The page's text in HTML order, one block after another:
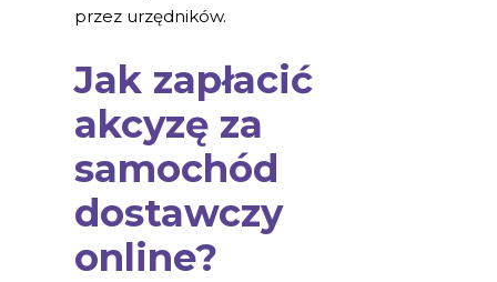
przez urzędników.
Jak zapłacić
akcyzę za
samochód
dostawczy
online?